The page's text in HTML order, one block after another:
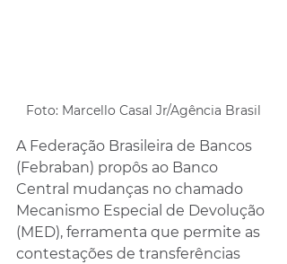
Foto: Marcello Casal Jr/Agência Brasil
A Federação Brasileira de Bancos
(Febraban) propôs ao Banco
Central mudanças no chamado
Mecanismo Especial de Devolução
(MED), ferramenta que permite as
contestações de transferências